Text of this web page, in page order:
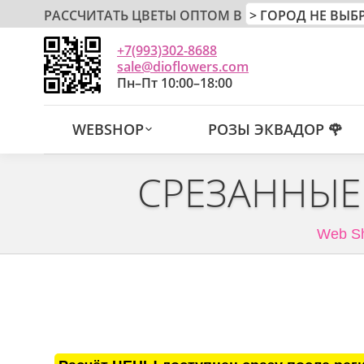
РАССЧИТАТЬ ЦВЕТЫ ОПТОМ В
+7(993)302-8688
sale@dioflowers.com
Пн–Пт 10:00–18:00
WEBSHOP РОЗЫ ЭКВАДОР 🌹
Web